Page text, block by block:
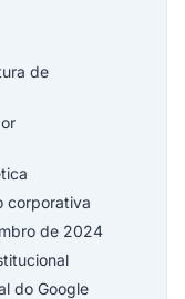
de
corporativa
de 2024
do Google